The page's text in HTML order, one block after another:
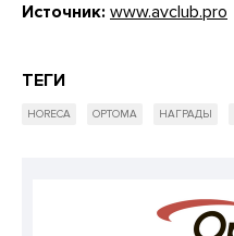
Источник: www.avclub.pro
ТЕГИ
HORECA OPTOMA НАГРАДЫ